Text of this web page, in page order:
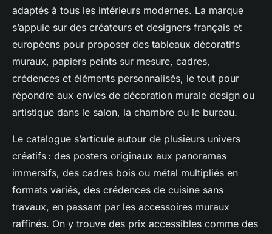
adaptés à tous les intérieurs modernes. La marque
s’appuie sur des créateurs et designers français et
européens pour proposer des tableaux décoratifs
muraux, papiers peints sur mesure, cadres,
crédences et éléments personnalisés, le tout pour
répondre aux envies de décoration murale design ou
artistique dans le salon, la chambre ou le bureau.
Le catalogue s’articule autour de plusieurs univers
créatifs : des posters originaux aux panoramas
immersifs, des cadres bois ou métal multipliés en
formats variés, des crédences de cuisine sans
travaux, en passant par les accessoires muraux
raffinés. On y trouve des prix accessibles comme des